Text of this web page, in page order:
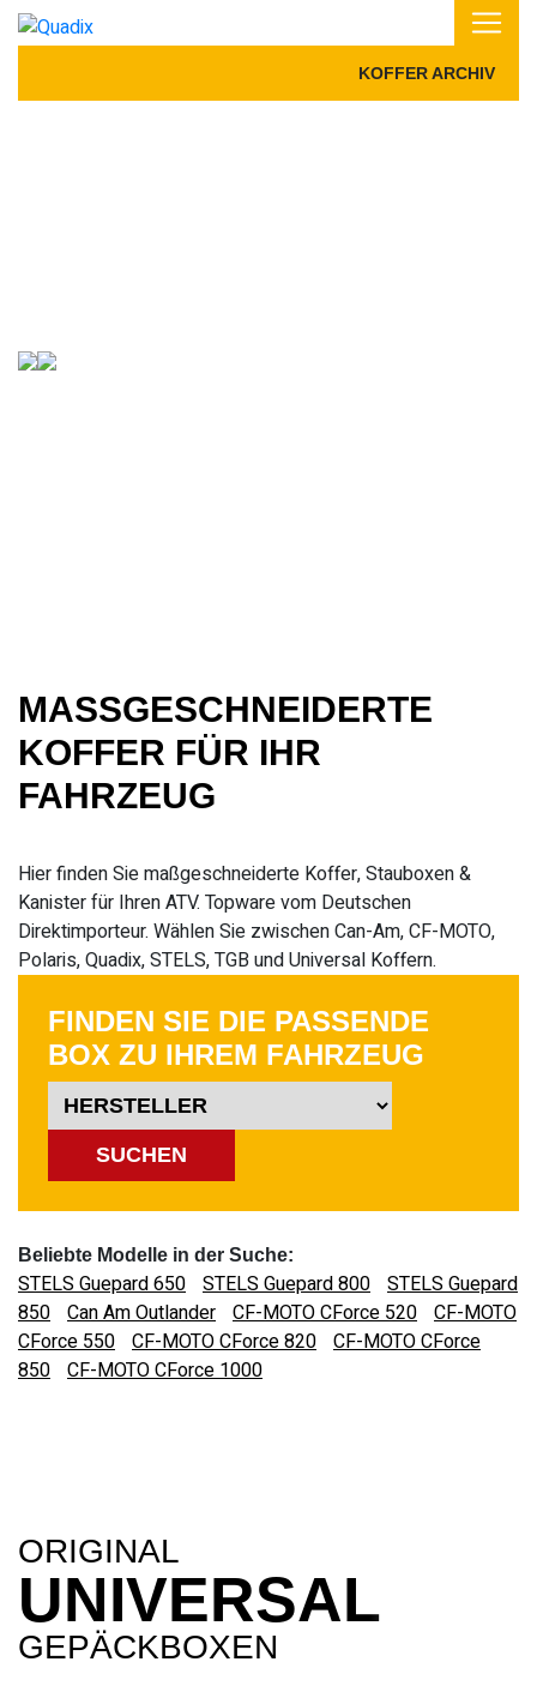
KOFFER ARCHIV
MASSGESCHNEIDERTE K
OFFER FÜR IHR F
AHRZEUG
Hier finden Sie maßgeschneiderte Koffer, Stauboxen &
Kanister für Ihren ATV. Topware vom Deutschen
Direktimporteur. Wählen Sie zwischen Can-Am, CF-MOTO,
Polaris, Quadix, STELS, TGB und Universal Koffern.
FINDEN SIE DIE PASSENDE
BOX ZU IHREM FAHRZEUG
SUCHEN
Beliebte Modelle in der Suche:
STELS Guepard 650 STELS Guepard 800 STELS Guepard
850 Can Am Outlander CF-MOTO CForce 520 CF-MOTO
CForce 550 CF-MOTO CForce 820 CF-MOTO CForce
850 CF-MOTO CForce 1000
ORIGINAL
UNIVERSAL
GEPÄCKBOXEN